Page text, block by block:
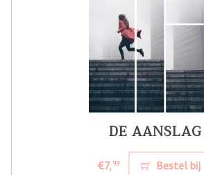
DE AANSLAG
€7,99 Bestel bij